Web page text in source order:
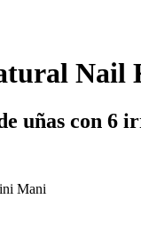
Nail
uñas con 6
Mani